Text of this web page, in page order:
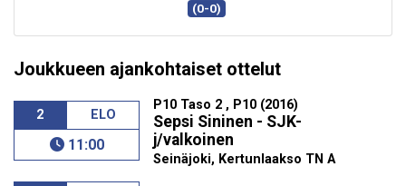
(0-0)
Joukkueen ajankohtaiset ottelut
2 ELO
11:00
P10 Taso 2 , P10 (2016)
Sepsi Sininen - SJK-
j/valkoinen
Seinäjoki, Kertunlaakso TN A